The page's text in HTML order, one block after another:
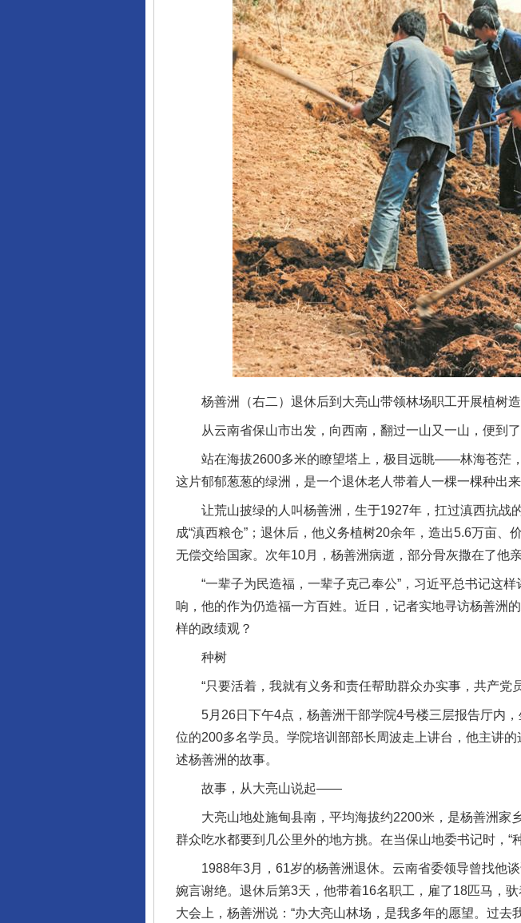
杨善洲（右二）退休后到大亮山带领林场职工开展植树造
从云南省保山市出发，向西南，翻过一山又一山，便到了
站在海拔2600多米的瞭望塔上，极目远眺——林海苍茫，
这片郁郁葱葱的绿洲，是一个退休老人带着人一棵一棵种出来
让荒山披绿的人叫杨善洲，生于1927年，扛过滇西抗战
成“滇西粮仓”；退休后，他义务植树20余年，造出5.6万亩
无偿交给国家。次年10月，杨善洲病逝，部分骨灰撒在了他
“一辈子为民造福，一辈子克己奉公”，习近平总书记这样
响，他的作为仍造福一方百姓。近日，记者实地寻访杨善洲
样的政绩观？
种树
“只要活着，我就有义务和责任帮助群众办实事，共产党
5月26日下午4点，杨善洲干部学院4号楼三层报告厅内，
位的200多名学员。学院培训部部长周波走上讲台，他主讲
述杨善洲的故事。
故事，从大亮山说起——
大亮山地处施甸县南，平均海拔约2200米，是杨善洲家
群众吃水都要到几公里外的地方挑。在当保山地委书记时，“
1988年3月，61岁的杨善洲退休。云南省委领导曾找他谈
婉言谢绝。退休后第3天，他带着16名职工，雇了18匹马，
大会上，杨善洲说：“办大亮山林场，是我多年的愿望。过